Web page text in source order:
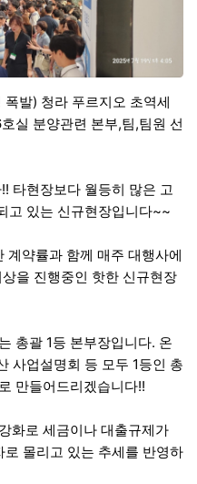
발) 청라 푸르지오 초역세
실 분양관련 본부,팀,팀원 선
타현장보다 월등히 많은 고
고 있는 신규현장입니다~~
약률과 함께 매주 대행사에
을 진행중인 핫한 신규현장
총괄 1등 본부장입니다. 온
사업설명회 등 모두 1등인 총
만들어드리겠습니다!!
화로 세금이나 대출규제가
몰리고 있는 추세를 반영하